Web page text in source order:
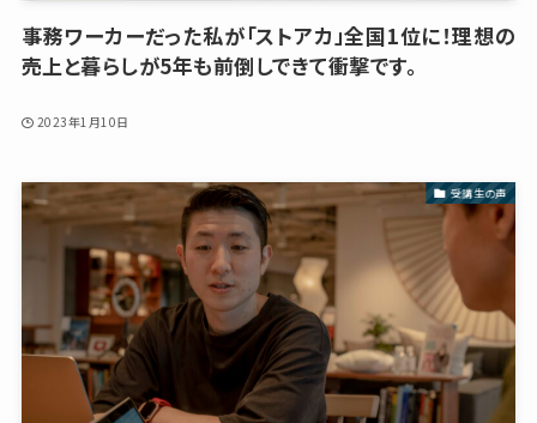
事務ワーカーだった私が「ストアカ」全国1位に！理想の
売上と暮らしが5年も前倒しできて衝撃です。
2023年1月10日
受講生の声